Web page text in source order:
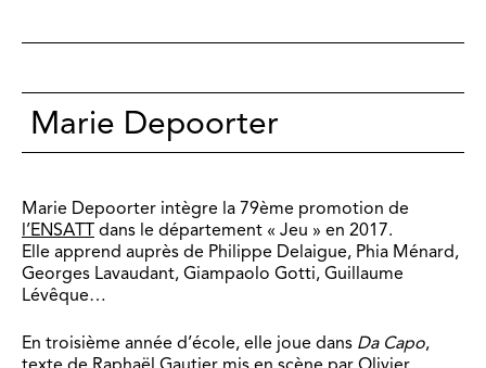
Marie Depoorter
Marie Depoorter intègre la 79ème promotion de
l’ENSATT dans le département « Jeu » en 2017.
Elle apprend auprès de Philippe Delaigue, Phia Ménard,
Georges Lavaudant, Giampaolo Gotti, Guillaume
Lévêque…
En troisième année d’école, elle joue dans Da Capo,